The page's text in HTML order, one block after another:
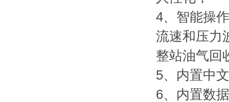
4、智能操
流速和压力
整站油气回
5、内置中
6、内置数